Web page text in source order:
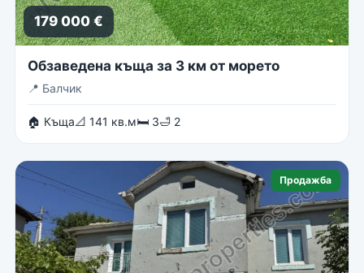
179 000 €
Обзаведена къща за 3 км от морето
📍 Балчик
🏠 Къща📐 141 кв.м🛏 3🛁 2
Продажба